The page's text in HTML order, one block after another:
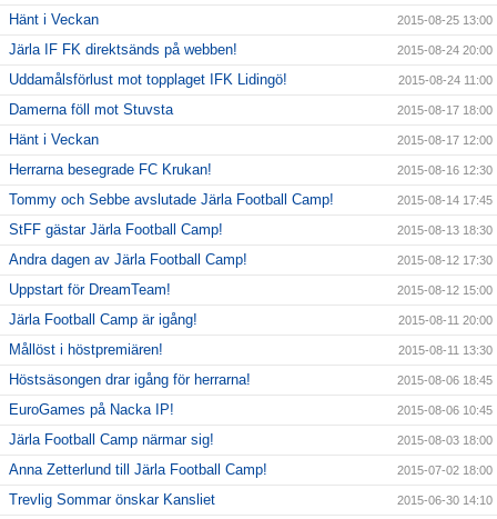
Hänt i Veckan 2015-08-25 13:00
Järla IF FK direktsänds på webben! 2015-08-24 20:00
Uddamålsförlust mot topplaget IFK Lidingö! 2015-08-24 11:00
Damerna föll mot Stuvsta 2015-08-17 18:00
Hänt i Veckan 2015-08-17 12:00
Herrarna besegrade FC Krukan! 2015-08-16 12:30
Tommy och Sebbe avslutade Järla Football Camp! 2015-08-14 17:45
StFF gästar Järla Football Camp! 2015-08-13 18:30
Andra dagen av Järla Football Camp! 2015-08-12 17:30
Uppstart för DreamTeam! 2015-08-12 15:00
Järla Football Camp är igång! 2015-08-11 20:00
Mållöst i höstpremiären! 2015-08-11 13:30
Höstsäsongen drar igång för herrarna! 2015-08-06 18:45
EuroGames på Nacka IP! 2015-08-06 10:45
Järla Football Camp närmar sig! 2015-08-03 18:00
Anna Zetterlund till Järla Football Camp! 2015-07-02 18:00
Trevlig Sommar önskar Kansliet 2015-06-30 14:10